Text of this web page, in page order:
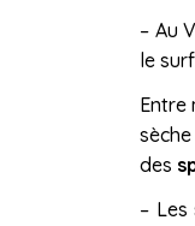
– Au
le
Entre
des
–